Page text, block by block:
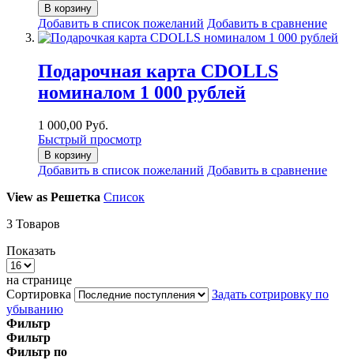
В корзину
Добавить в список пожеланий Добавить в сравнение
Подарочная карта CDOLLS
номиналом 1 000 рублей
1 000,00 Руб.
Быстрый просмотр
В корзину
Добавить в список пожеланий Добавить в сравнение
View as Решетка Список
3 Товаров
Показать
на странице
Сортировка
Задать сотрировку по
убыванию
Фильтр
Фильтр
Фильтр по